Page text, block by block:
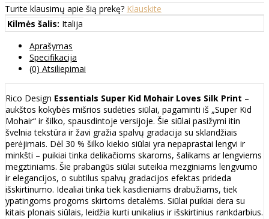
Turite klausimų apie šią prekę? Klauskite
Kilmės šalis: Italija
Aprašymas
Specifikacija
(0) Atsiliepimai
Rico Design Essentials Super Kid Mohair Loves Silk Print –
aukštos kokybės mišrios sudėties siūlai, pagaminti iš „Super Kid
Mohair“ ir šilko, spausdintoje versijoje. Šie siūlai pasižymi itin
švelnia tekstūra ir žavi gražia spalvų gradacija su sklandžiais
perėjimais. Dėl 30 % šilko kiekio siūlai yra nepaprastai lengvi ir
minkšti – puikiai tinka delikačioms skaroms, šalikams ar lengviems
megztiniams. Šie prabangūs siūlai suteikia mezginiams lengvumo
ir elegancijos, o subtilus spalvų gradacijos efektas prideda
išskirtinumo. Idealiai tinka tiek kasdieniams drabužiams, tiek
ypatingoms progoms skirtoms detalėms. Siūlai puikiai dera su
kitais plonais siūlais, leidžia kurti unikalius ir išskirtinius rankdarbius.